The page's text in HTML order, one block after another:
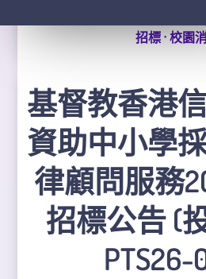
招標· 校園
基督教香港
資助中小學
律顧問服務
招標公告 (
PTS26-